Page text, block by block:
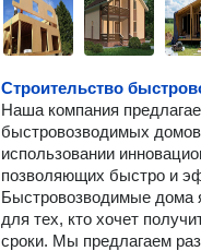
Наша компания
быстровозводимых
использовании
позволяющих быстро и
Быстровозводимые дома
для тех, кто хочет
сроки. Мы предлагаем